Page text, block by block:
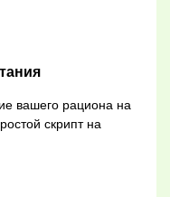
вашего рациона на
скрипт на